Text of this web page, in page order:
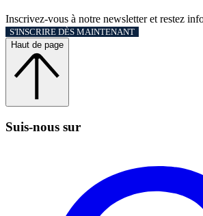
Inscrivez-vous à notre newsletter et restez
S'INSCRIRE DÈS MAINTENANT
Haut de page
Suis‑nous sur